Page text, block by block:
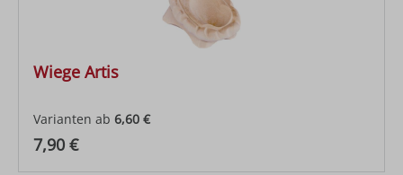
Wiege Artis
Varianten ab 6,60 €
Regulärer Preis:
7,90 €